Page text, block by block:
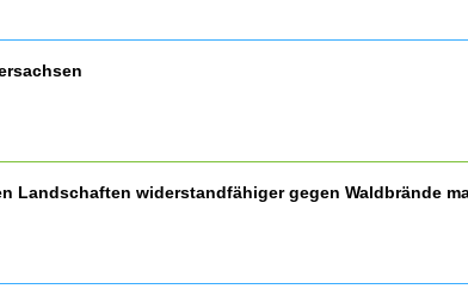
Landschaften widerstandfähiger gegen Waldbrände